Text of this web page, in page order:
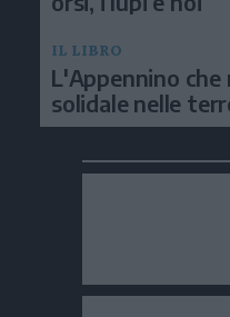
IL LIBRO
L'Appennino che
solidale nelle